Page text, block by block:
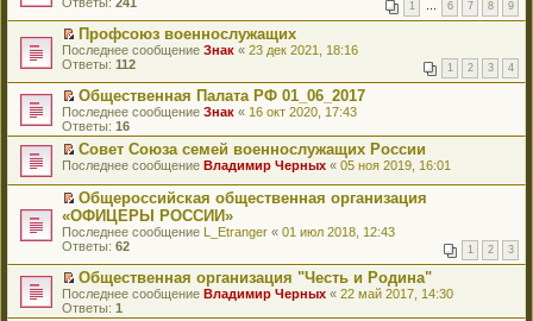
н
н
о
м
у
с
о
о
б
щ
е
н
и
ю
р
о
ч
и
т
а
н
н
о
м
у
с
о
о
б
щ
е
н
и
ю
е
р
в
о
м
н
е
п
р
о
ч
т
а
н
н
о
м
у
с
о
к
п
е
р
в
о
м
у
н
е
п
р
о
ч
и
т
н
н
о
м
е
й
т
и
к
п
е
р
в
о
м
у
н
е
п
р
о
ч
и
т
а
1 … 6 7 8 9
П
е
е
й
т
и
к
п
е
р
в
о
м
у
е
п
р
о
Профсоюз военнослужащих
Последнее сообщение Знак « 23 дек 2021, 18:16
Ответы: 112 1 2 3 4
П
е
р
е
й
и
к
п
е
р
в
о
м
у
Общественная Палата РФ 01_06_2017
Последнее сообщение Знак « 16 окт 2020, 17:43
Ответы: 16
П
р
е
й
т
и
к
п
е
р
Совет Союза семей военнослужащих России
Последнее сообщение Владимир Черных « 05 ноя 2019, 16:01
П
е
р
е
й
т
и
к
Общероссийская общественная организация
«ОФИЦЕРЫ РОССИИ»
Последнее сообщение L_Etranger « 01 июл 2018, 12:43
Ответы: 62 1 2 3
П
е
Общественная организация "Честь и Родина"
Последнее сообщение Владимир Черных « 22 май 2017, 14:30
Ответы: 1